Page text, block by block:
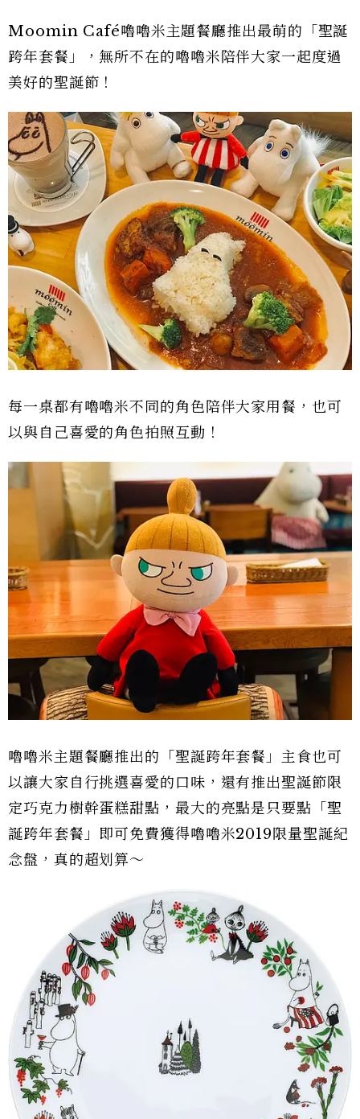
Moomin Café嚕嚕米主題餐廳推出最萌的「聖誕
跨年套餐」，無所不在的嚕嚕米陪伴大家一起度過
美好的聖誕節！
每一桌都有嚕嚕米不同的角色陪伴大家用餐，也可
以與自己喜愛的角色拍照互動！
嚕嚕米主題餐廳推出的「聖誕跨年套餐」主食也可
以讓大家自行挑選喜愛的口味，還有推出聖誕節限
定巧克力樹幹蛋糕甜點，最大的亮點是只要點「聖
誕跨年套餐」即可免費獲得嚕嚕米2019限量聖誕紀
念盤，真的超划算～